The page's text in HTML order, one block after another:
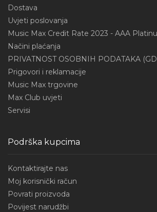
Dostava
Uvjeti poslovanja
Music Max Credit Rate 2023 - AAA
Načini plaćanja
PRIVATNOST OSOBNIH PODATAKA
Prigovori i reklamacije
Music Max trgovine
Max Club uvjeti
Servisi
Podrška kupcima
Kontaktirajte nas
Moj korisnički račun
Povrati proizvoda
Povijest narudžbi